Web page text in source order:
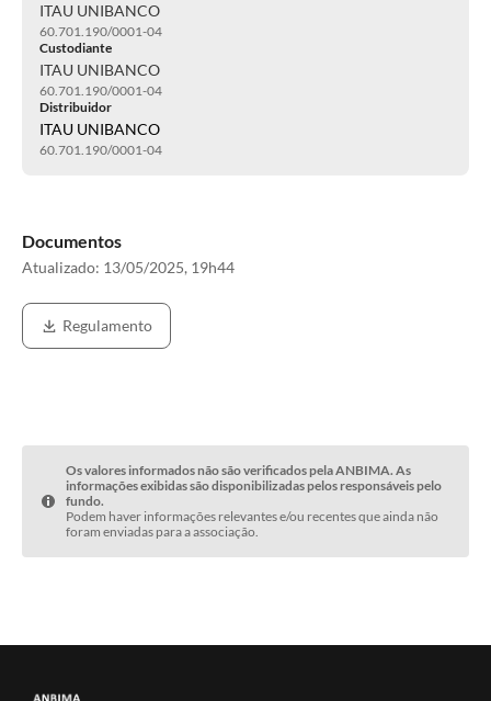
ITAU UNIBANCO
60.701.190/0001-04
Custodiante
ITAU UNIBANCO
60.701.190/0001-04
Distribuidor
ITAU UNIBANCO
60.701.190/0001-04
Documentos
Atualizado: 13/05/2025, 19h44
Regulamento
Os valores informados não são verificados pela ANBIMA. As
informações exibidas são disponibilizadas pelos responsáveis pelo
fundo.
Podem haver informações relevantes e/ou recentes que ainda não
foram enviadas para a associação.